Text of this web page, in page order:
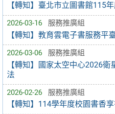
【轉知】臺北市立圖書館115
2026-03-16 服務推廣組
【轉知】教育雲電子書服務平
2026-03-06 服務推廣組
【轉知】國家太空中心2026
法
2026-02-26 服務推廣組
【轉知】114學年度校園書香